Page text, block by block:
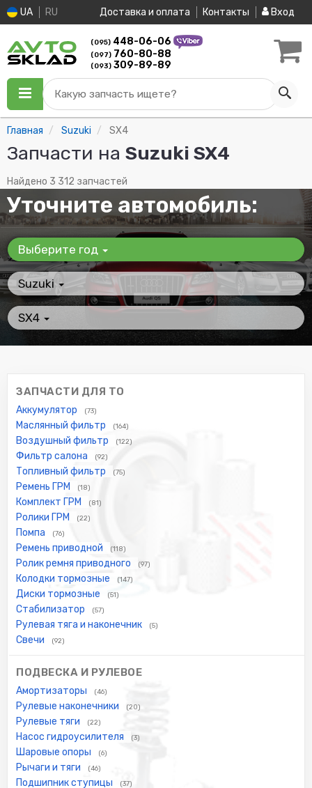
UA RU Доставка и оплата Контакты Вход
(095) 448-06-06
(097) 760-80-88
(093) 309-89-89
Какую запчасть ищете?
Главная Suzuki SX4
Запчасти на Suzuki SX4
Найдено 3 312 запчастей
Уточните автомобиль:
Выберите год
Suzuki
SX4
ЗАПЧАСТИ ДЛЯ ТО
Аккумулятор (73)
Маслянный фильтр (164)
Воздушный фильтр (122)
Фильтр салона (92)
Топливный фильтр (75)
Ремень ГРМ (18)
Комплект ГРМ (81)
Ролики ГРМ (22)
Помпа (76)
Ремень приводной (118)
Ролик ремня приводного (97)
Колодки тормозные (147)
Диски тормозные (51)
Стабилизатор (57)
Рулевая тяга и наконечник (5)
Свечи (92)
ПОДВЕСКА И РУЛЕВОЕ
Амортизаторы (46)
Рулевые наконечники (20)
Рулевые тяги (22)
Насос гидроусилителя (3)
Шаровые опоры (6)
Рычаги и тяги (46)
Подшипник ступицы (37)